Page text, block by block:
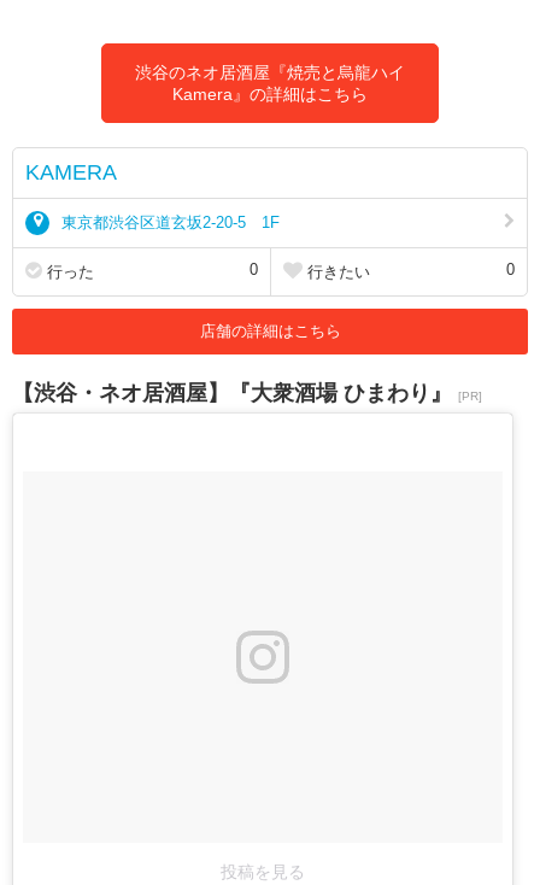
渋谷のネオ居酒屋『焼売と烏龍ハイ
Kamera』の詳細はこちら
KAMERA
東京都渋谷区道玄坂2-20-5 1F
行った 0 行きたい 0
店舗の詳細はこちら
【渋谷・ネオ居酒屋】『大衆酒場 ひまわり』 [PR]
投稿を見る